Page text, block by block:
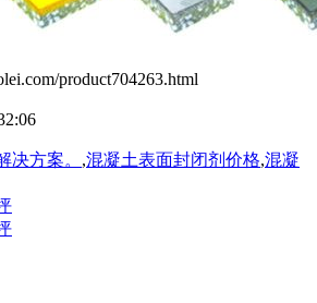
product704263.html
决方案。 ,混凝土表面封闭剂价格,混凝